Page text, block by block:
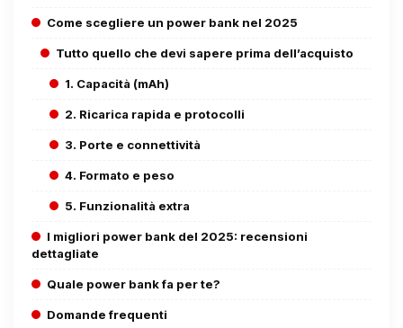
Come scegliere un power bank nel 2025
Tutto quello che devi sapere prima dell’acquisto
1. Capacità (mAh)
2. Ricarica rapida e protocolli
3. Porte e connettività
4. Formato e peso
5. Funzionalità extra
I migliori power bank del 2025: recensioni
dettagliate
Quale power bank fa per te?
Domande frequenti